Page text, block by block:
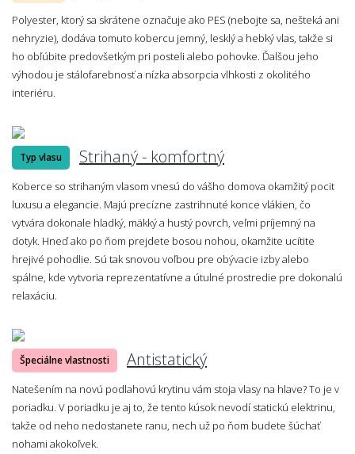
Polyester, ktorý sa skrátene označuje ako PES (nebojte sa, nešteká ani
nehryzie), dodáva tomuto kobercu jemný, lesklý a hebký vlas, takže si
ho obľúbite predovšetkým pri posteli alebo pohovke. Ďalšou jeho
výhodou je stálofarebnosť a nízka absorpcia vlhkosti z okolitého
interiéru.
Typ vlasu Strihaný - komfortný
Koberce so strihaným vlasom vnesú do vášho domova okamžitý pocit
luxusu a elegancie. Majú precízne zastrihnuté konce vlákien, čo
vytvára dokonale hladký, mäkký a hustý povrch, veľmi príjemný na
dotyk. Hneď ako po ňom prejdete bosou nohou, okamžite ucítite
hrejivé pohodlie. Sú tak snovou voľbou pre obývacie izby alebo
spálne, kde vytvoria reprezentatívne a útulné prostredie pre dokonalú
relaxáciu.
Špeciálne vlastnosti Antistatický
Natešením na novú podlahovú krytinu vám stoja vlasy na hlave? To je v
poriadku. V poriadku je aj to, že tento kúsok nevodí statickú elektrinu,
takže od neho nedostanete ranu, nech už po ňom budete šúchať
nohami akokoľvek.